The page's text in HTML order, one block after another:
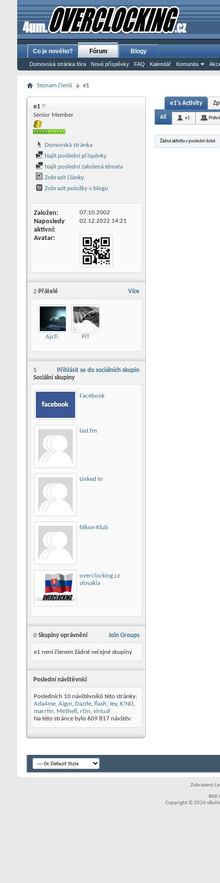
Co je nového? Fórum
Domovská stránka fóra Nové příspěvky FAQ Kalendář Komunita
Blogy
Seznam členů e1
e1
Senior Member
Domovská stránka
Najít poslední příspěvky
Najít poslední založená témata
Zobrazit články
Zobrazit položky v blogu
Založen 07.10.2002
Naposledy
aktivní
02.12.2022 14:21
Avatar
Více
2 Přátelé
AjsTi PiT
Přihlásit se do sociálních skupin
5
Sociální skupiny
Facebook
last.fm
Linked In
Nikon Klub
overclocking.cz
slovakia
Join Groups
0 Skupiny oprávnění
e1 není členem žádné veřejné skupiny
Poslední návštěvníci
Posledních 10 návštěvníků této stránky:
Ada4me, Aigor, Dazzle, flash, Jey, K!NO,
marrtin, MeShell , rOn, virtual
Na této stránce bylo 609 817 návštěv
e1's Activity
All e1
Žádná aktivita v poslední době
Zobrazený
Běží
Copyright © 2026